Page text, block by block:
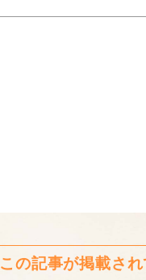
この記事が掲載さ